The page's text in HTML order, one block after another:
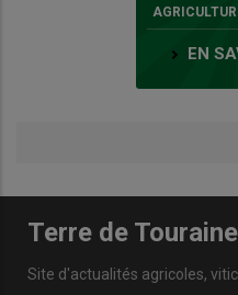
EN
Terre de Touraine
Site d'actualités agricoles,